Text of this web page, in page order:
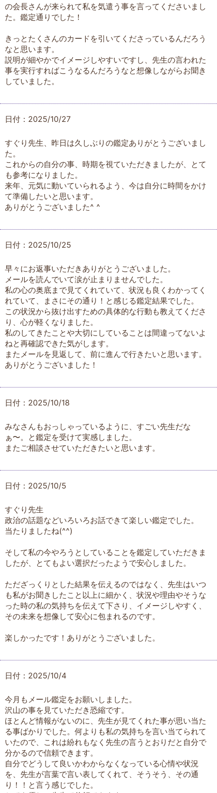
の会長さんが来られて私を気遣う事を言ってくださいまし
た。鑑定通りでした！
きっとたくさんのカードを引いてくださっているんだろう
なと思います。
説明が細やかでイメージしやすいですし、先生の言われた
事を実行すればこうなるんだろうなと想像しながらお聞き
していました。
日付：2025/10/27
すぐり先生、昨日は久しぶりの鑑定ありがとうございまし
た。
これからの自分の事、時期を視ていただきましたが、とて
も参考になりました。
来年、元気に動いていられるよう、今は自分に時間をかけ
て準備したいと思います。
ありがとうございました^ ^
日付：2025/10/25
早々にお返事いただきありがとうございました。
メールを読んでいて涙が止まりませんでした。
私の心の奥底まで見てくれていて、状況も良くわかってく
れていて、まさにその通り！と感じる鑑定結果でした。
この状況から抜け出すための具体的な行動も教えてくださ
り、心が軽くなりました。
私のしてきたことや大切にしていることは間違ってないよ
ねと再確認できた気がします。
またメールを見返して、前に進んで行きたいと思います。
ありがとうございました！
日付：2025/10/18
みなさんもおっしゃっているように、すごい先生だな
ぁ〜。と鑑定を受けて実感しました。
またご相談させていただきたいと思います。
日付：2025/10/5
すぐり先生
政治の話題などいろいろお話できて楽しい鑑定でした。
当たりましたね(⁠^⁠^⁠)
そして私の今やろうとしていることを鑑定していただきま
したが、とてもよい選択だったようで安心しました。
ただざっくりとした結果を伝えるのではなく、先生はいつ
も私がお聞きしたこと以上に細かく、状況や理由やそうな
った時の私の気持ちを伝えて下さり、イメージしやすく、
その未来を想像して安心に包まれるのです。
楽しかったです！ありがとうございました。
日付：2025/10/4
今月もメール鑑定をお願いしました。
沢山の事を見ていただき恐縮です。
ほとんど情報がないのに、先生が見てくれた事が思い当た
る事ばかりでした。何よりも私の気持ちを言い当てられて
いたので、これは紛れもなく先生の言うとおりだと自分で
分かるので信頼できます。
自分でどうして良いかわからなくなっている心情や状況
を、先生が言葉で言い表してくれて、そうそう、その通
り！！と言う感じでした。